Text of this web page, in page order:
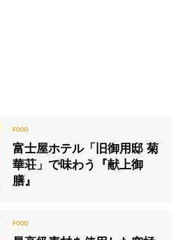
富士屋ホテル「旧御用邸 菊
華荘」で味わう『献上御
膳』